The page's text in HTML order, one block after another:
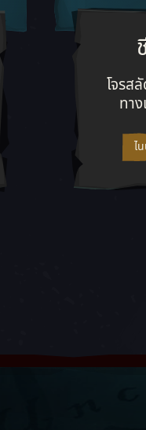
ว่าคุณจะพึ่งพาตัวเองได้มา
โจรส
ทา
ไ